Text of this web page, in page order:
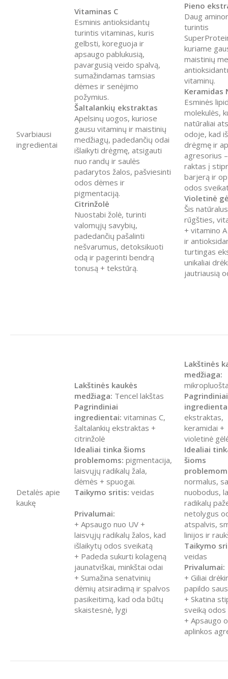
Svarbiausi
ingredientai
Vitaminas C
Esminis antioksidantų
turintis vitaminas, kuris
gelbsti, koreguoja ir
apsaugo pablukusią,
pavargusią veido spalvą,
sumažindamas tamsias
dėmes ir senėjimo
požymius.
Šaltalankių ekstraktas
Apelsinų uogos, kuriose
gausu vitaminų ir maistinių
medžiagų, padedančių odai
išlaikyti drėgmę, atsigauti
nuo randų ir saulės
padarytos žalos, pašviesinti
odos dėmes ir
pigmentaciją.
Citrinžolė
Nuostabi žolė, turinti
valomųjų savybių,
padedančių pašalinti
nešvarumus, detoksikuoti
odą ir pagerinti bendrą
tonusą + tekstūrą.
Pieno
Daug
turintis
kuriame
maistinių
vitaminų.
Keramidas
Esminės
molekulės,
natūraliai
odoje, kad
drėgmę ir
agresorius
raktas į
barjerą ir
odos
Violetinė
Šis
rūgšties,
+ vitamino
ir
turtingas
unikaliai
jautriausią
Detalės apie
kaukę
Lakštinės kaukės
medžiaga: Tencel lakštas
Pagrindiniai
ingredientai: vitaminas C,
šaltalankių ekstraktas +
citrinžolė
Idealiai tinka šioms
problemoms: pigmentacija,
laisvųjų radikalų žala,
dėmės + spuogai.
Taikymo sritis: veidas
Privalumai:
+ Apsaugo nuo UV +
laisvųjų radikalų žalos, kad
išlaikytų odos sveikatą
+ Padeda sukurti kolageną
jaunatviškai, minkštai odai
+ Sumažina senatvinių
dėmių atsiradimą ir spalvos
pasikeitimą, kad oda būtų
skaistesnė, lygi
Lakštinės
medžiaga:
Pagrindiniai
ekstraktas,
keramidai +
violetinė
Idealiai
šioms
normalus,
nuobodus,
radikalų
netolygus
atspalvis,
linijos ir
Taikymo
veidas
Privalumai:
+ Giliai
papildo
+ Skatina
sveiką
+ Apsaugo
aplinkos